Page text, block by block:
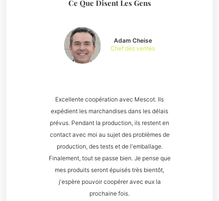
Ce Que Disent Les Gens
Excellente coopération avec Mescot. Ils
expédient les marchandises dans les délais
prévus. Pendant la production, ils restent en
contact avec moi au sujet des problèmes de
production, des tests et de l'emballage.
Finalement, tout se passe bien. Je pense que
mes produits seront épuisés très bientôt,
j'espère pouvoir coopérer avec eux la
prochaine fois.
Adam Cheise
Chef des ventes